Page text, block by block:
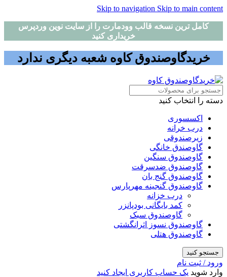
Skip to navigation Skip to main content
کامل ترین نسخه قالب وودمارت را از سایت نوین وردپرس
خریداری کنید
خریدگاوصندوق کاوه شعبه دیگری ندارد
دسته را انتخاب کنید
اکسسوری
درب خرانه
زیرصندوقی
گاوصندق خانگی
گاوصندوق سنگین
گاوصندوق ضدسرقت
گاوصندوق گنج بان
گاوصندوق گنجینه مهرپارس
درب خزانه
کمد بایگانی بودپانزر
گاوصندوق سبک
گاوصندوق نسوز اثرانگشتی
گاوصندوق هتلی
جستجو کنید
ورود / ثبت نام
وارد شوید یک حساب کاربری ایجاد کنید